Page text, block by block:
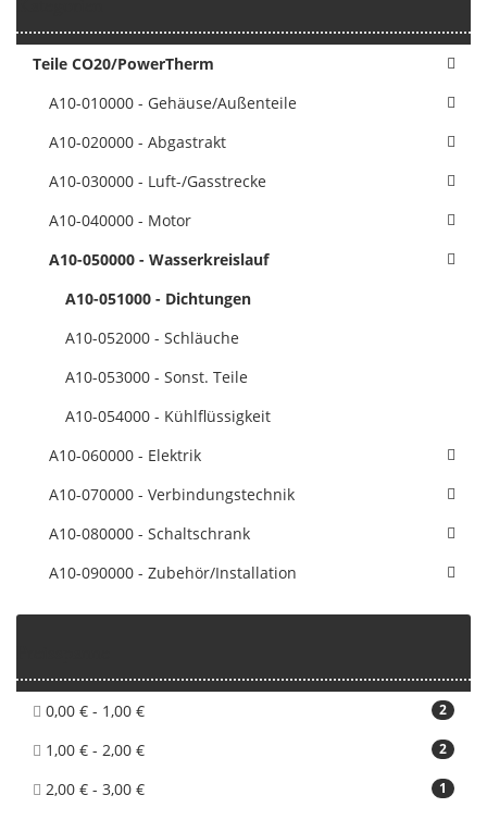
Teile CO20/PowerTherm
A10-010000 - Gehäuse/Außenteile
A10-020000 - Abgastrakt
A10-030000 - Luft-/Gasstrecke
A10-040000 - Motor
A10-050000 - Wasserkreislauf
A10-051000 - Dichtungen
A10-052000 - Schläuche
A10-053000 - Sonst. Teile
A10-054000 - Kühlflüssigkeit
A10-060000 - Elektrik
A10-070000 - Verbindungstechnik
A10-080000 - Schaltschrank
A10-090000 - Zubehör/Installation
0,00 € - 1,00 € 2
1,00 € - 2,00 € 2
2,00 € - 3,00 € 1